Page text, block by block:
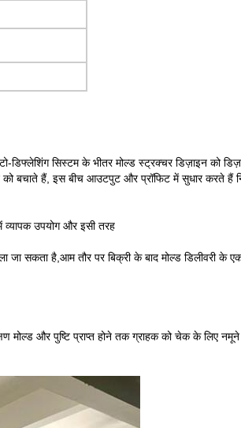
सिस्टम के भीतर मोल्ड स्ट्रक्चर डिज़ाइन को
बचाते हैं, इस बीच आउटपुट और प्रॉफिट में सुधार करते हैं
उपयोग और इसी तरह
जा सकता है, आम तौर पर बिक्री के बाद मोल्ड डिलीवरी के
मोल्ड और पुष्टि प्राप्त होने तक ग्राहक को चेक के लिए